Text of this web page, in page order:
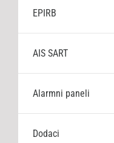
EPIRB
AIS SART
Alarmni paneli
Dodaci